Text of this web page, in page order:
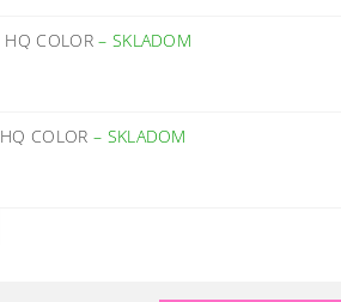
HQ COLOR– SKLADOM
COLOR – SKLADOM